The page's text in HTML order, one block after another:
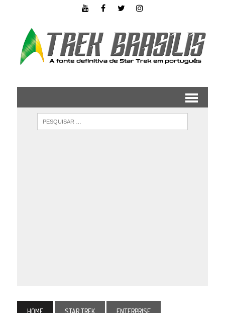
HOME STAR TREK ENTERPRISE